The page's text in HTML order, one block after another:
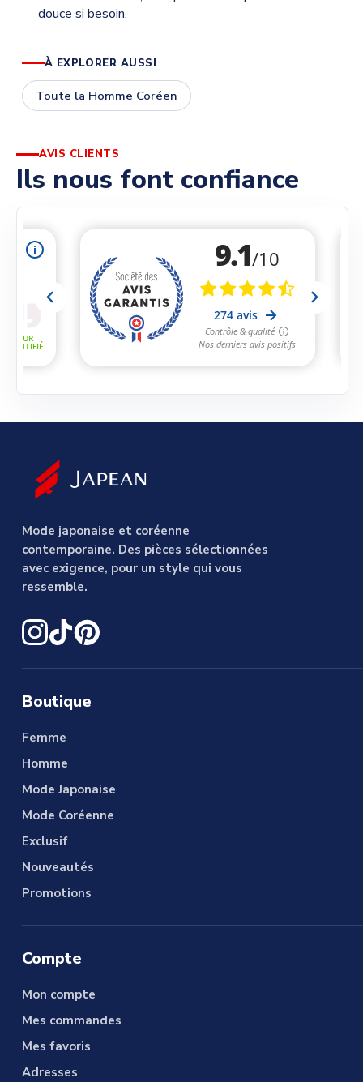
douce si besoin.
À EXPLORER AUSSI
Toute la Homme Coréen
AVIS CLIENTS
Ils nous font confiance
Mode japonaise et coréenne
contemporaine. Des pièces sélectionnées
avec exigence, pour un style qui vous
ressemble.
Boutique
Femme
Homme
Mode Japonaise
Mode Coréenne
Exclusif
Nouveautés
Promotions
Compte
Mon compte
Mes commandes
Mes favoris
Adresses